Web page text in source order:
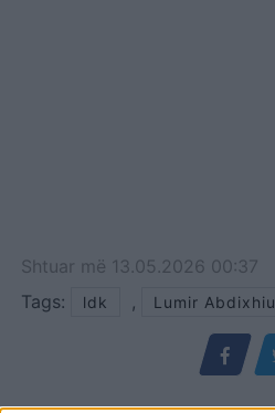
Shtuar më 13.05.2026 00:37
Tags:
ldk , Lumir Abdixhiu